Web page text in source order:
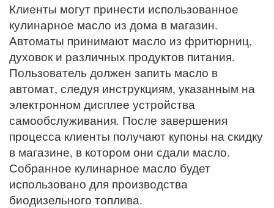
Клиенты могут принести использованное
кулинарное масло из дома в магазин.
Автоматы принимают масло из фритюрниц,
духовок и различных продуктов питания.
Пользователь должен запить масло в
автомат, следуя инструкциям, указанным на
электронном дисплее устройства
самообслуживания. После завершения
процесса клиенты получают купоны на скидку
в магазине, в котором они сдали масло.
Собранное кулинарное масло будет
использовано для производства
биодизельного топлива.